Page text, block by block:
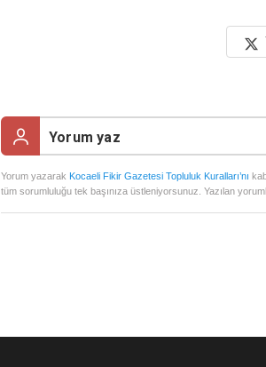
Yorum yazarak Kocaeli Fikir Gazetesi Topluluk Kuralları’nı
tüm sorumluluğu tek başınıza üstleniyorsunuz. Yazılan